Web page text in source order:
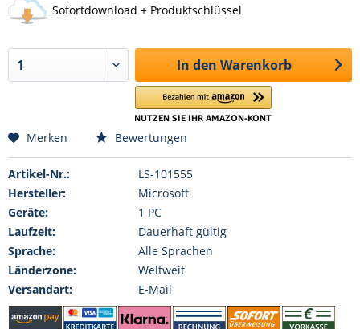
Sofortdownload + Produktschlüssel
In den Warenkorb
Merken Bewertungen
Artikel-Nr.:
LS-101555
Hersteller:
Microsoft
Geräte:
1 PC
Laufzeit:
Dauerhaft gültig
Sprache:
Alle Sprachen
Länderzone:
Weltweit
Versandart:
E-Mail